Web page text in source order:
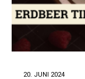
20. JUNI 2024